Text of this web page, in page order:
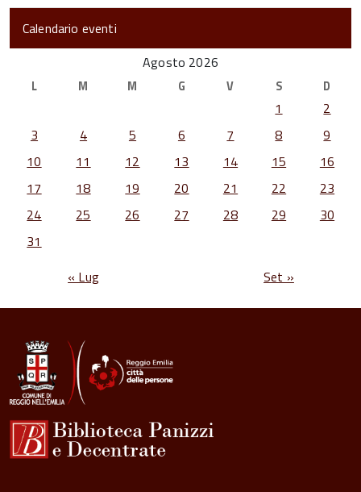
Calendario eventi
Agosto 2026
L M M G V S D
1
2
3
4 5 6 7 8
9
10
11 12 13 14 15
16
17
18 19 20 21 22
23
24
25 26 27 28 29
30
31
« Lug
Set »